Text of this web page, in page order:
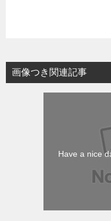
画像つき関連記事
Have a nice